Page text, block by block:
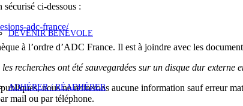
DEVENIR BÉNÉVOLE
ADHÉRER / RÉADHÉRER
ci-dessous :
adc-france/
à l’ordre d’ADC France. Il est à joindre avec les
recherches ont été sauvegardées sur un disque dur externe
nous ne retirerons aucune information sauf erreur
mail ou par téléphone.